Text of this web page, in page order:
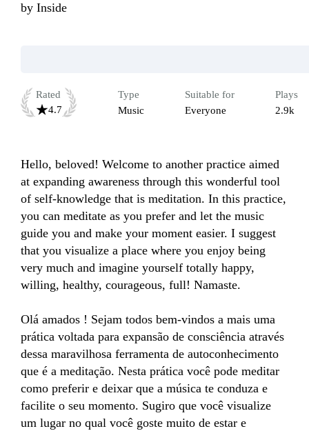
by Inside
Rated
4.7
Type
Music
Suitable for
Everyone
Plays
2.9k
Hello, beloved! Welcome to another practice aimed
at expanding awareness through this wonderful tool
of self-knowledge that is meditation. In this practice,
you can meditate as you prefer and let the music
guide you and make your moment easier. I suggest
that you visualize a place where you enjoy being
very much and imagine yourself totally happy,
willing, healthy, courageous, full! Namaste.
Olá amados ! Sejam todos bem-vindos a mais uma
prática voltada para expansão de consciência através
dessa maravilhosa ferramenta de autoconhecimento
que é a meditação. Nesta prática você pode meditar
como preferir e deixar que a música te conduza e
facilite o seu momento. Sugiro que você visualize
um lugar no qual você goste muito de estar e